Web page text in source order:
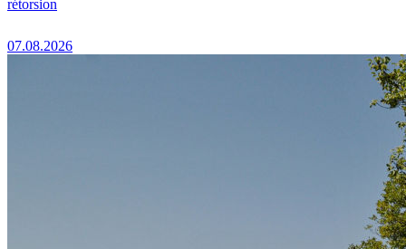
rétorsion
07.08.2026